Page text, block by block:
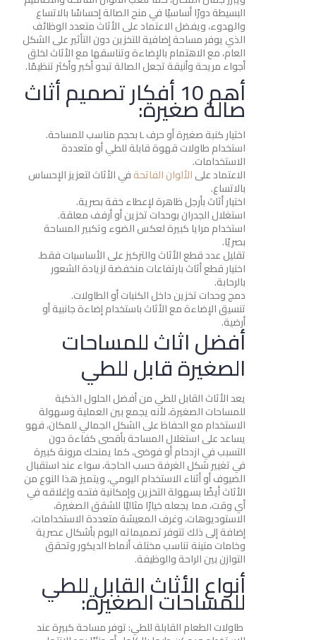
البسيطة دورًا أساسيًا في منح الصالة إحساسًا بالاتساع
والهدوء، ويفضل الاعتماد على الأثاث متعدد الوظائف
الذي يوفر مساحة إضافية للتخزين دون التأثير على الشكل
العام، مع الاهتمام بالإضاءة وتناسقها مع الأثاث لخلق
أجواء مريحة وأنيقة تجعل الصالة تبدو أكبر وأكثر تنظيمًا.
أهم 10 أفكار تصميم أثاثصالة صغيرة:
اختيار كنبة صغيرة أو حرف L بحجم مناسب للمساحة.
استخدام طاولات قهوة قابلة للطي أو متعددة
الاستخدامات.
الاعتماد علىالألوان الفاتحةفي الأثاث لتعزيز الإحساس
بالاتساع.
اختيار أثاث بأرجل ظاهرة لإعطاء خفة بصرية.
استغلال الجدران بوحدات تخزين أو أرفف معلقة.
استخدام مرايا كبيرة لعكس الضوء وتكبير المساحة
بصريًا.
تقليل عدد قطع الأثاث والتركيز على الأساسيات فقط.
اختيار قطع أثاث بارتفاعات منخفضة لزيادة الشعور
بالرحابة.
دمج وحدات تخزين داخل الكنبات أو الطاولات.
تنسيق الإضاءة مع الأثاث باستخدام إضاءة جانبية أو
أرضية.
أفضل اثاث للمساحات
الصغيرة قابل للطي
يعد الأثاث القابل للطي من أفضل الحلول الذكية
للمساحات الصغيرة، لأنه يجمع بين العملية وسهولة
الاستخدام مع الحفاظ على الشكل الجمالي للمكان، فهو
يساعد على استغلال المساحة بأقصى كفاءة دون
التسبب في ازدحام أو فوضى، كما يمنحك مرونة كبيرة
في تغيير شكل الغرفة حسب الحاجة، سواء عند استقبال
الضيوف أو أثناء الاستخدام اليومي، ويتميز هذا النوع من
الأثاث أيضًا بسهولة التخزين وإمكانية فتحه وإغلاقه في
أي وقت، مما يجعله خيارًا مثاليًا للشقق الصغيرة،
الاستوديوهات، وغرف المعيشة متعددة الاستخدامات،
إضافة إلى ذلك تتوفر تصميماته اليوم بأشكال عصرية
وخامات متينة تناسب مختلف أنماط الديكور وتحقق
التوازن بين الراحة والوظيفة.
أنواع الأثاث القابل للطي
للمساحات الصغيرة:
طاولات الطعام القابلة للطي: توفر مساحة كبيرة عند